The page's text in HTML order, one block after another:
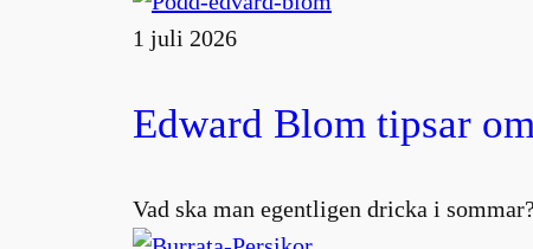
1 juli 2026
Edward Blom tipsar
Vad ska man egentligen dricka i